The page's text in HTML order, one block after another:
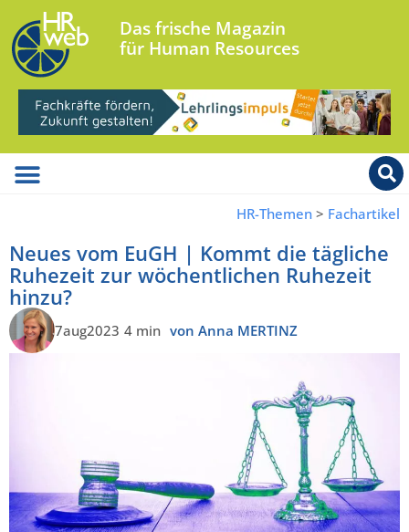
Das frische Magazin
für Human Resources
HR-Themen > Fachartikel
Neues vom EuGH | Kommt die tägliche
Ruhezeit zur wöchentlichen Ruhezeit
hinzu?
7aug2023 4 min von Anna MERTINZ